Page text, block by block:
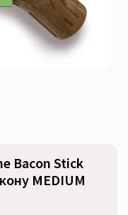
Bacon Stick
MEDIUM